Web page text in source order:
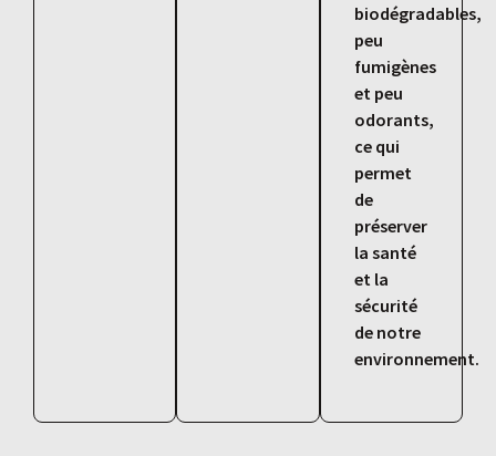
biodégradables,
peu
fumigènes
et peu
odorants,
ce qui
permet
de
préserver
la santé
et la
sécurité
de notre
environnement.